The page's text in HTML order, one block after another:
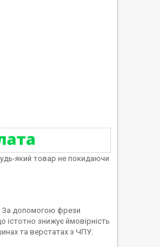
який товар не покидаючи
За допомогою фрези
істотно знижує ймовірність
та верстатах з ЧПУ.